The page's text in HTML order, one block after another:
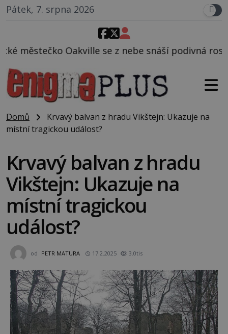
Pátek, 7. srpna 2026
z nebe snáší podivná rosolovitá látka
Domů
Krvavý balvan z hradu Vikštejn: Ukazuje na
místní tragickou událost?
Krvavý balvan z hradu
Vikštejn: Ukazuje na
místní tragickou
událost?
od PETR MATURA 17.2.2025 3.0tis